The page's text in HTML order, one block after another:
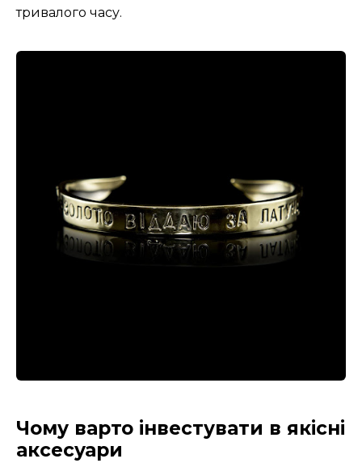
тривалого часу.
Чому варто інвестувати в якісні
аксесуари